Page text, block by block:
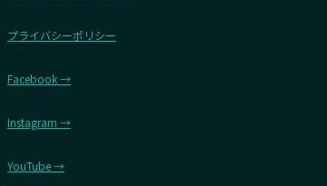
プライバシーポリシー
Facebook →
Instagram →
YouTube →